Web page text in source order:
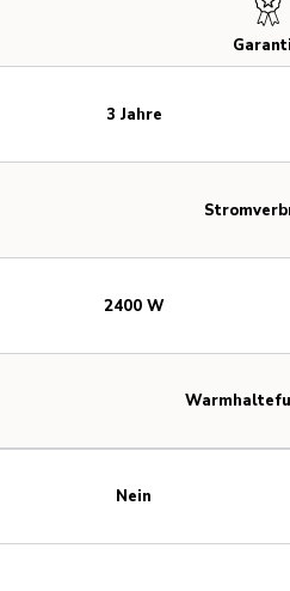
3 Jahre
2400 W
Nein